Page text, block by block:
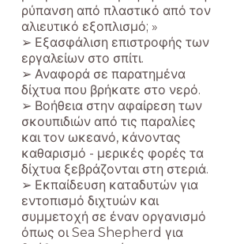
ρύπανση από πλαστικό από τον
αλιευτικό εξοπλισμό; »
➢ Εξασφάλιση επιστροφής των
εργαλείων στο σπίτι.
➢ Αναφορά σε παρατημένα
δίχτυα που βρήκατε στο νερό.
➢ Βοήθεια στην αφαίρεση των
σκουπιδιών από τις παραλίες
και τον ωκεανό, κάνοντας
καθαρισμό - μερικές φορές τα
δίχτυα ξεβράζονται στη στεριά.
➢ Εκπαίδευση καταδυτών για
εντοπισμό διχτυών και
συμμετοχή σε έναν οργανισμό
όπως οι Sea Shepherd για